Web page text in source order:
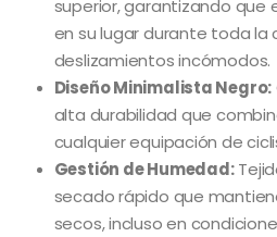
superior, garantizando
en su lugar durante toda la
deslizamientos incómodos.
Diseño Minimalista Negro:
alta durabilidad que
cualquier equipación de
Gestión de Humedad:
secado rápido que
secos, incluso en